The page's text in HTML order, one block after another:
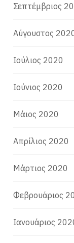
Σεπτέμβριος
Αύγουστος
Ιούλιος 2020
Ιούνιος 2020
Μάιος 2020
Απρίλιος 2020
Μάρτιος 2020
Φεβρουάριος
Ιανουάριος